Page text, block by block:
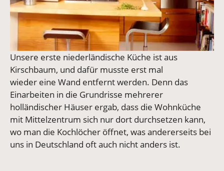
Unsere erste niederländische Küche ist aus
Kirschbaum, und dafür musste erst mal
wieder eine Wand entfernt werden. Denn das
Einarbeiten in die Grundrisse mehrerer
holländischer Häuser ergab, dass die Wohnküche
mit Mittelzentrum sich nur dort durchsetzen kann,
wo man die Kochlöcher öffnet, was andererseits bei
uns in Deutschland oft auch nicht anders ist.